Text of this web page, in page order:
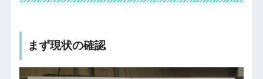
まず現状の確認